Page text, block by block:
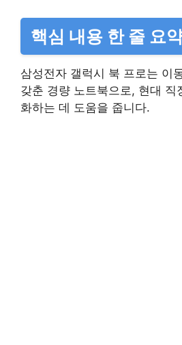
핵심 내용 한 줄 요
삼성전자 갤럭시 북 프로는 이
갖춘 경량 노트북으로, 현대 직
화하는 데 도움을 줍니다.